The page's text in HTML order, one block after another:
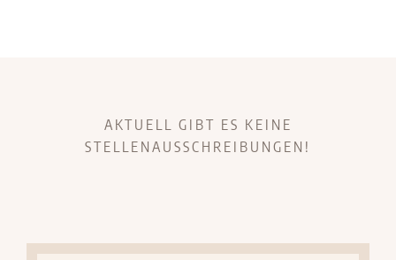
AKTUELL GIBT ES KEINE
STELLENAUSSCHREIBUNGEN!